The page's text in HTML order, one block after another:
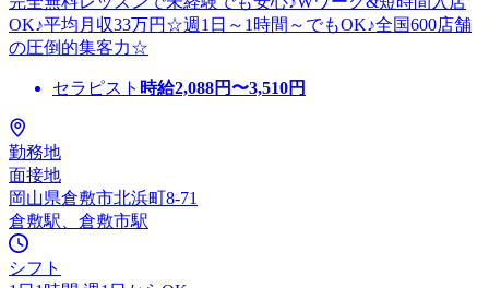
OK♪平均月収33万円☆週1日～1時間～でもOK♪全国600店舗
の圧倒的集客力☆
セラピスト 時給2,088円〜3,510円
勤務地
面接地
岡山県倉敷市北浜町8-71
倉敷駅、倉敷市駅
シフト